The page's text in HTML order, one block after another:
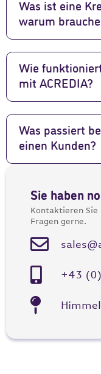
Was ist eine
warum
Wie
mit ACREDIA?
Was passiert
einen Kunden?
Sie haben
Kontaktieren
Fragen gerne.
+43